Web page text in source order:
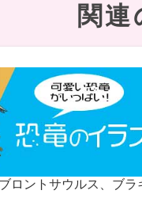
関連
ロントサウルス、ブラ